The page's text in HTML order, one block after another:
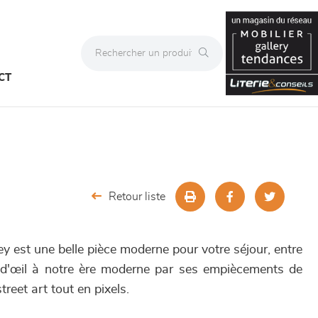
Retour liste
est une belle pièce moderne pour votre séjour, entre
à notre ère moderne par ses empiècements de
art tout en pixels.